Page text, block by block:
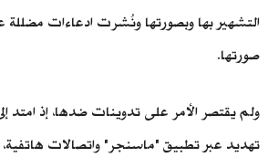
التشهير بها وبصورتها ونُشرت ادعاءات
صورتها.
ولم يقتصر الأمر على تدوينات ضدها، إذ امتد
تهديد عبر تطبيق "ماسنجر" واتصالات